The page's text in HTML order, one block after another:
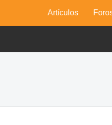
Artículos